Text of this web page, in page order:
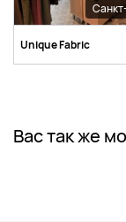
Unique Fabric
Вас так же